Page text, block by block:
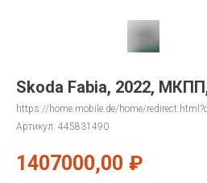
Skoda Fabia, 2022,
https://home.mobile.de/home/
Артикул: 445831490
1407000,00 ₽